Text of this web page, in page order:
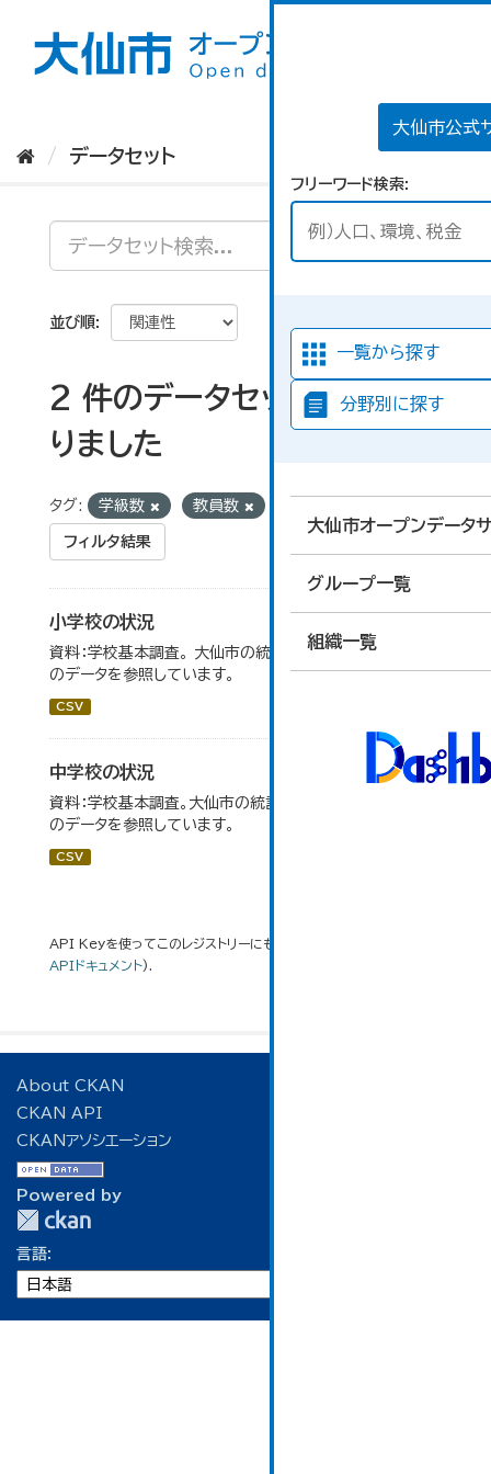
大仙市公式
フリーワード検索
一覧から探す
分野別に探す
大仙市オープンデータ
グループ一覧
組織一覧
データセット
並び順
2 件のデータセットが見つか
りました
タグ: 学級数 教員数
フィルタ結果
小学校の状況
資料：学校基本調査。 大仙市の統計「14-3 小学校の状況」
のデータを参照しています。
CSV
中学校の状況
資料：学校基本調査。大仙市の統計「14-5 中学校の状況」
のデータを参照しています。
CSV
API Keyを使ってこのレジストリーにもアクセス可能です
APIドキュメント).
About CKAN
CKAN API
CKANアソシエーション
Powered by
言語